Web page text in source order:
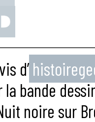
d’
la bande
noire sur